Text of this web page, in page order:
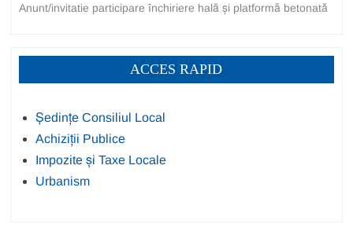
Anunt/invitatie participare închiriere hală și platformă betonată
ACCES RAPID
Ședințe Consiliul Local
Achiziții Publice
Impozite și Taxe Locale
Urbanism